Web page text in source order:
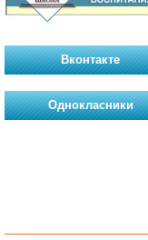
Вконтакте
Однокласники